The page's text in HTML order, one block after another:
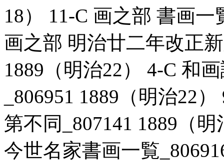
18） 11-C 画之部 書画一
画之部 明治廿二年改正
1889（明治22） 4-C 和
_806951 1889（明治22
第不同_807141 1889（
今世名家書画一覧